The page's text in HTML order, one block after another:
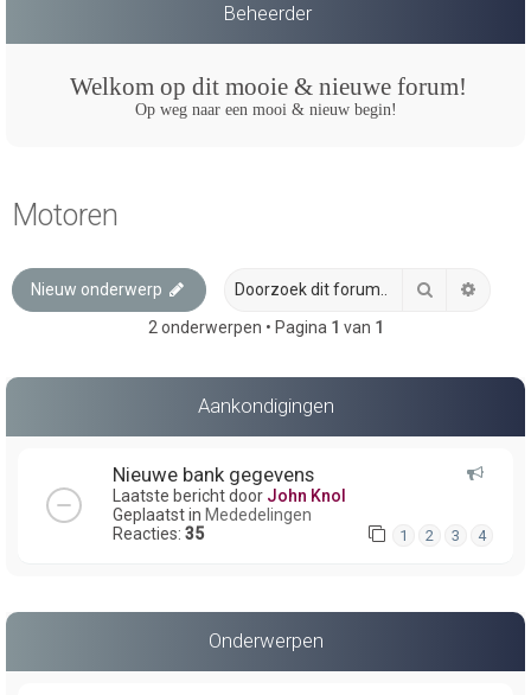
Beheerder
Welkom op dit mooie & nieuwe forum!
Op weg naar een mooi & nieuw begin!
Motoren
Nieuw onderwerp Zoek
2 onderwerpen • Pagina 1 van 1
Aankondigingen
Nieuwe bank gegevens
Laatste bericht door John Knol
Geplaatst in Mededelingen
Reacties: 35 1 2 3 4
Onderwerpen